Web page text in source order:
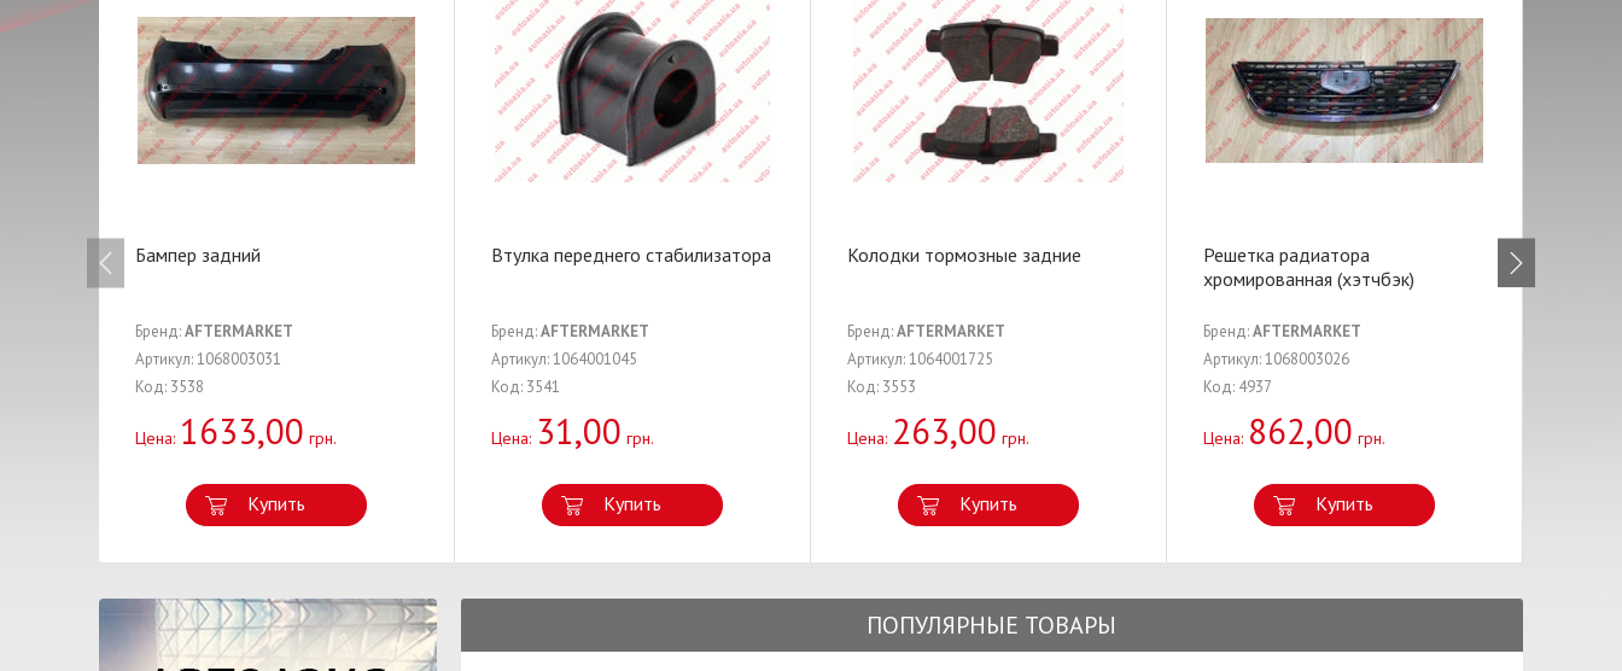
Бампер задний
Бренд:AFTERMARKET
Артикул: 1068003031
Код: 3538
Цена: 1633,00 грн.
Купить
Втулка переднего стабилизатора
Бренд:AFTERMARKET
Артикул: 1064001045
Код: 3541
Цена: 31,00 грн.
Купить
Колодки тормозные задние
Бренд:AFTERMARKET
Артикул: 1064001725
Код: 3553
Цена: 263,00 грн.
Купить
Решетка радиатора
хромированная (хэтчбэк)
Бренд:AFTERMARKET
Артикул: 1068003026
Код: 4937
Цена: 862,00 грн.
Купить
ПОПУЛЯРНЫЕ ТОВАРЫ